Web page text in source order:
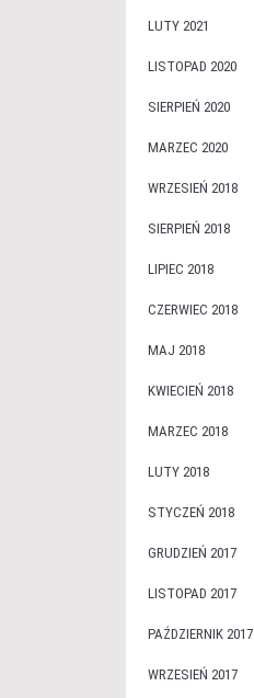
LUTY 2021
LISTOPAD 2020
SIERPIEŃ 2020
MARZEC 2020
WRZESIEŃ 2018
SIERPIEŃ 2018
LIPIEC 2018
CZERWIEC 2018
MAJ 2018
KWIECIEŃ 2018
MARZEC 2018
LUTY 2018
STYCZEŃ 2018
GRUDZIEŃ 2017
LISTOPAD 2017
PAŹDZIERNIK 2017
WRZESIEŃ 2017